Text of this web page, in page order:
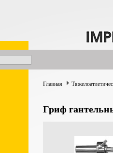
Главная
Гриф